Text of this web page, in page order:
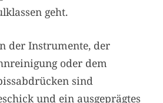
geht.
der Instrumente, der
oder dem
sind
und ein ausgeprägtes